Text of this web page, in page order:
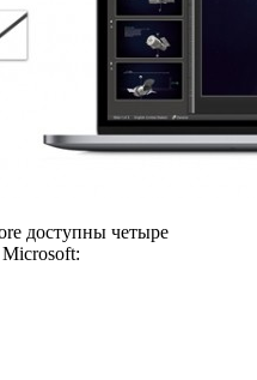
доступны четыре